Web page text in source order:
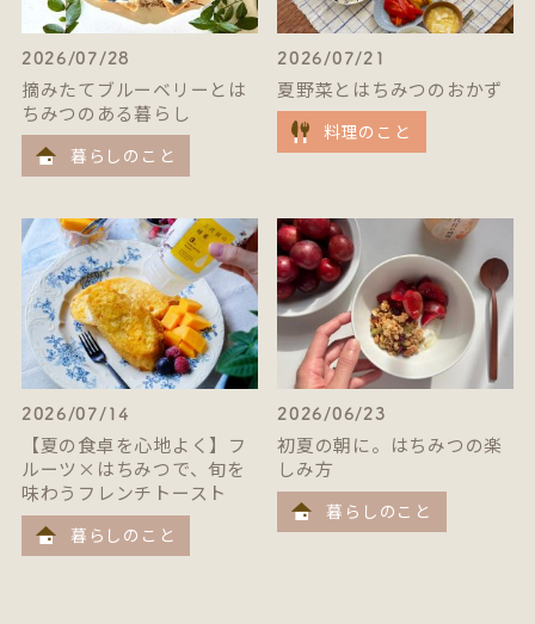
2026/07/28
摘みたてブルーベリーとは
ちみつのある暮らし
暮らしのこと
2026/07/21
夏野菜とはちみつのおかず
料理のこと
2026/07/14
【夏の食卓を心地よく】フ
ルーツ×はちみつで、旬を
味わうフレンチトースト
暮らしのこと
2026/06/23
初夏の朝に。はちみつの楽
しみ方
暮らしのこと